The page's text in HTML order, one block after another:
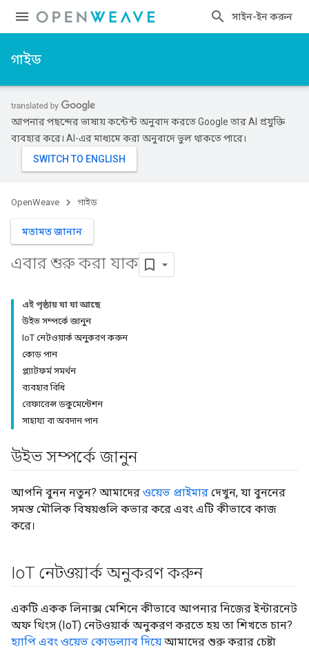
সাইন-ইন করুন
গাইড
আপনার পছন্দের ভাষায় কন্টেন্ট অনুবাদ করতে Google তার AI প্রযুক্তি
ব্যবহার করে। AI-এর মাধ্যমে করা অনুবাদে ভুল থাকতে পারে।
OpenWeave গাইড
মতামত জানান
এবার শুরু করা যাক
এই পৃষ্ঠায় যা যা আছে
উইভ সম্পর্কে জানুন
IoT নেটওয়ার্ক অনুকরণ করুন
কোড পান
প্ল্যাটফর্ম সমর্থন
ব্যবহার বিধি
রেফারেন্স ডকুমেন্টেশন
সাহায্য বা অবদান পান
উইভ সম্পর্কে জানুন
আপনি বুনন নতুন? আমাদের ওয়েভ প্রাইমার দেখুন, যা বুননের
সমস্ত মৌলিক বিষয়গুলি কভার করে এবং এটি কীভাবে কাজ
করে।
IoT নেটওয়ার্ক অনুকরণ করুন
একটি একক লিনাক্স মেশিনে কীভাবে আপনার নিজের ইন্টারনেট
অফ থিংস (IoT) নেটওয়ার্ক অনুকরণ করতে হয় তা শিখতে চান?
হ্যাপি এবং ওয়েভ কোডল্যাব দিয়ে আমাদের শুরু করার চেষ্টা